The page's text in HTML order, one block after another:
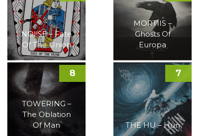
NOI!SE – Fate
Of The Union
MORTIIS –
Ghosts Of
Europa
TOWERING –
The Oblation
Of Man
8
THE HU – Hun
7